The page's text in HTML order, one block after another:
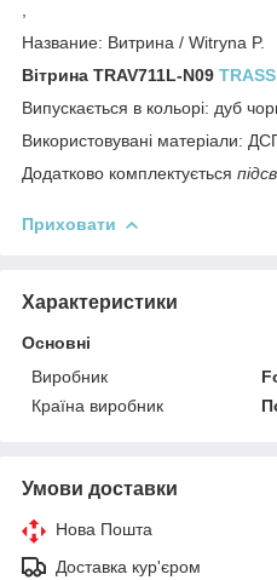
Название: Витрина / Witryna P.
Вітрина TRAV711L-N09 TRASS
Випускається в кольорі: дуб
Використовувані матеріали:
Додатково комплектується
Приховати
Характеристики
Основні
Виробник
Країна виробник
Умови доставки
Нова Пошта
Доставка кур'єром